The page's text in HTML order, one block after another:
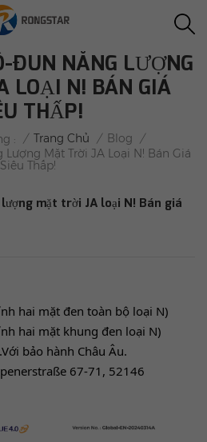
ĐUN NĂNG LƯỢNG
LOẠI N! BÁN GIÁ
THẤP!
: / Trang Chủ / Blog
/
Mặt Trời JA Loại N! Bán Giá
Siêu Thấp!
mặt trời JA loại N! Bán giá
hai mặt đen toàn bộ loại N)
hai mặt khung đen loại N)
bảo hành Châu Âu.
67-71, 52146